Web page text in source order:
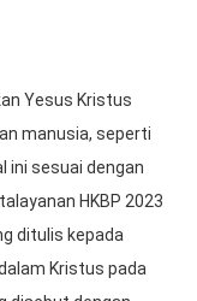
Yesus Kristus
manusia, seperti
ini sesuai dengan
HKBP 2023
ditulis kepada
Kristus pada